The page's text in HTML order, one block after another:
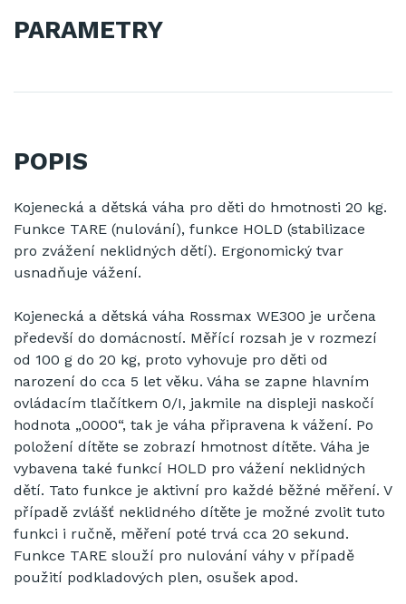
PARAMETRY
POPIS
Kojenecká a dětská váha pro děti do hmotnosti 20 kg.
Funkce TARE (nulování), funkce HOLD (stabilizace
pro zvážení neklidných dětí). Ergonomický tvar
usnadňuje vážení.
Kojenecká a dětská váha Rossmax WE300 je určena
předevší do domácností. Měřící rozsah je v rozmezí
od 100 g do 20 kg, proto vyhovuje pro děti od
narození do cca 5 let věku. Váha se zapne hlavním
ovládacím tlačítkem 0/I, jakmile na displeji naskočí
hodnota „0000“, tak je váha připravena k vážení. Po
položení dítěte se zobrazí hmotnost dítěte. Váha je
vybavena také funkcí HOLD pro vážení neklidných
dětí. Tato funkce je aktivní pro každé běžné měření. V
případě zvlášť neklidného dítěte je možné zvolit tuto
funkci i ručně, měření poté trvá cca 20 sekund.
Funkce TARE slouží pro nulování váhy v případě
použití podkladových plen, osušek apod.